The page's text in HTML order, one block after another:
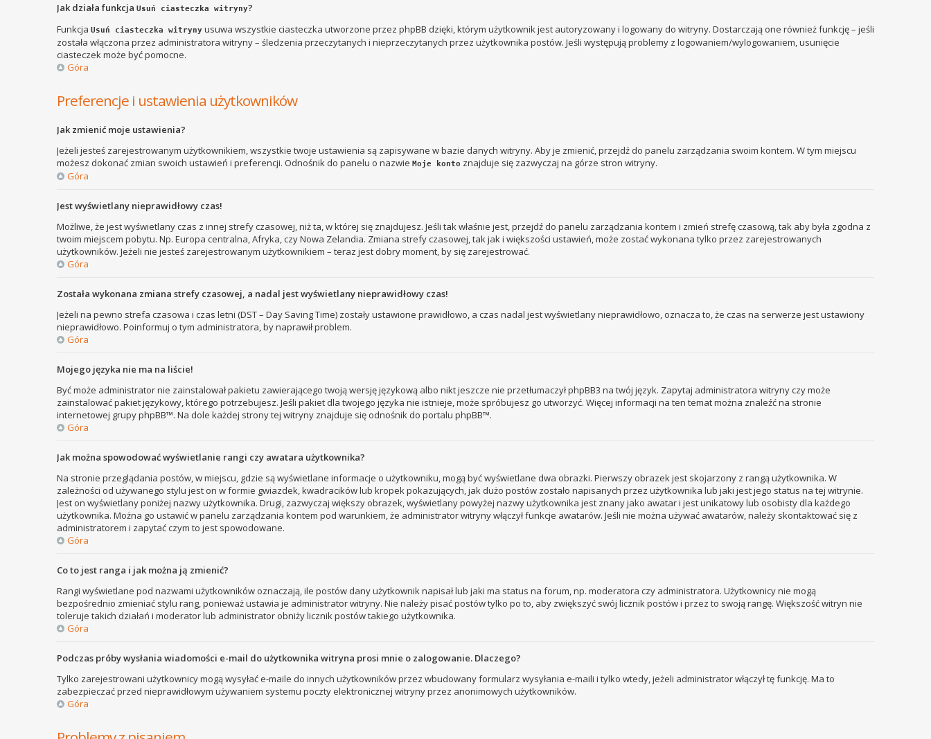
Jak działa funkcja Usuń ciasteczka witryny?
Funkcja Usuń ciasteczka witryny usuwa wszystkie ciasteczka utworzone przez phpBB dzięki, którym użytkownik jest autoryzowany i logowany do witryny. Dostarczają one również funkcję – jeśli
została włączona przez administratora witryny – śledzenia przeczytanych i nieprzeczytanych przez użytkownika postów. Jeśli występują problemy z logowaniem/wylogowaniem, usunięcie
ciasteczek może być pomocne.
Góra
Preferencje i ustawienia użytkowników
Jak zmienić moje ustawienia?
Jeżeli jesteś zarejestrowanym użytkownikiem, wszystkie twoje ustawienia są zapisywane w bazie danych witryny. Aby je zmienić, przejdź do panelu zarządzania swoim kontem. W tym miejscu
możesz dokonać zmian swoich ustawień i preferencji. Odnośnik do panelu o nazwie Moje konto znajduje się zazwyczaj na górze stron witryny.
Góra
Jest wyświetlany nieprawidłowy czas!
Możliwe, że jest wyświetlany czas z innej strefy czasowej, niż ta, w której się znajdujesz. Jeśli tak właśnie jest, przejdź do panelu zarządzania kontem i zmień strefę czasową, tak aby była zgodna z
twoim miejscem pobytu. Np. Europa centralna, Afryka, czy Nowa Zelandia. Zmiana strefy czasowej, tak jak i większości ustawień, może zostać wykonana tylko przez zarejestrowanych
użytkowników. Jeżeli nie jesteś zarejestrowanym użytkownikiem – teraz jest dobry moment, by się zarejestrować.
Góra
Została wykonana zmiana strefy czasowej, a nadal jest wyświetlany nieprawidłowy czas!
Jeżeli na pewno strefa czasowa i czas letni (DST – Day Saving Time) zostały ustawione prawidłowo, a czas nadal jest wyświetlany nieprawidłowo, oznacza to, że czas na serwerze jest ustawiony
nieprawidłowo. Poinformuj o tym administratora, by naprawił problem.
Góra
Mojego języka nie ma na liście!
Być może administrator nie zainstalował pakietu zawierającego twoją wersję językową albo nikt jeszcze nie przetłumaczył phpBB3 na twój język. Zapytaj administratora witryny czy może
zainstalować pakiet językowy, którego potrzebujesz. Jeśli pakiet dla twojego języka nie istnieje, może spróbujesz go utworzyć. Więcej informacji na ten temat można znaleźć na stronie
internetowej grupy phpBB™. Na dole każdej strony tej witryny znajduje się odnośnik do portalu phpBB™.
Góra
Jak można spowodować wyświetlanie rangi czy awatara użytkownika?
Na stronie przeglądania postów, w miejscu, gdzie są wyświetlane informacje o użytkowniku, mogą być wyświetlane dwa obrazki. Pierwszy obrazek jest skojarzony z rangą użytkownika. W
zależności od używanego stylu jest on w formie gwiazdek, kwadracików lub kropek pokazujących, jak dużo postów zostało napisanych przez użytkownika lub jaki jest jego status na tej witrynie.
Jest on wyświetlany poniżej nazwy użytkownika. Drugi, zazwyczaj większy obrazek, wyświetlany powyżej nazwy użytkownika jest znany jako awatar i jest unikatowy lub osobisty dla każdego
użytkownika. Można go ustawić w panelu zarządzania kontem pod warunkiem, że administrator witryny włączył funkcje awatarów. Jeśli nie można używać awatarów, należy skontaktować się z
administratorem i zapytać czym to jest spowodowane.
Góra
Co to jest ranga i jak można ją zmienić?
Rangi wyświetlane pod nazwami użytkowników oznaczają, ile postów dany użytkownik napisał lub jaki ma status na forum, np. moderatora czy administratora. Użytkownicy nie mogą
bezpośrednio zmieniać stylu rang, ponieważ ustawia je administrator witryny. Nie należy pisać postów tylko po to, aby zwiększyć swój licznik postów i przez to swoją rangę. Większość witryn nie
toleruje takich działań i moderator lub administrator obniży licznik postów takiego użytkownika.
Góra
Podczas próby wysłania wiadomości e-mail do użytkownika witryna prosi mnie o zalogowanie. Dlaczego?
Tylko zarejestrowani użytkownicy mogą wysyłać e-maile do innych użytkowników przez wbudowany formularz wysyłania e-maili i tylko wtedy, jeżeli administrator włączył tę funkcję. Ma to
zabezpieczać przed nieprawidłowym używaniem systemu poczty elektronicznej witryny przez anonimowych użytkowników.
Góra